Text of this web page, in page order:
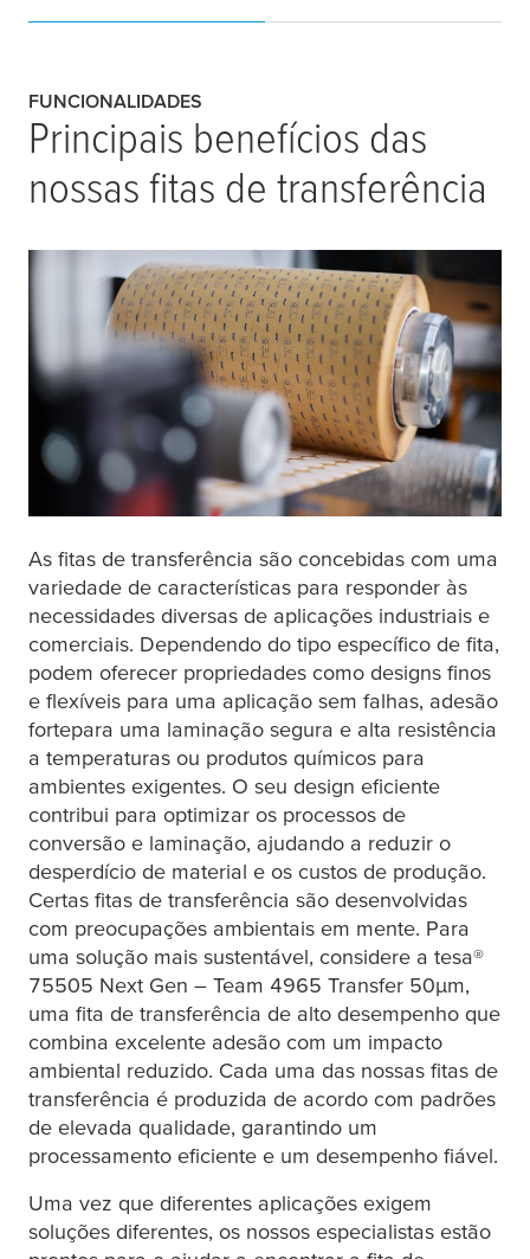
FUNCIONALIDADES
Principais benefícios das
nossas fitas de transferência
As fitas de transferência são concebidas com uma
variedade de características para responder às
necessidades diversas de aplicações industriais e
comerciais. Dependendo do tipo específico de fita,
podem oferecer propriedades como designs finos
e flexíveis para uma aplicação sem falhas, adesão
fortepara uma laminação segura e alta resistência
a temperaturas ou produtos químicos para
ambientes exigentes. O seu design eficiente
contribui para optimizar os processos de
conversão e laminação, ajudando a reduzir o
desperdício de material e os custos de produção.
Certas fitas de transferência são desenvolvidas
com preocupações ambientais em mente. Para
uma solução mais sustentável, considere a tesa®
75505 Next Gen – Team 4965 Transfer 50µm,
uma fita de transferência de alto desempenho que
combina excelente adesão com um impacto
ambiental reduzido. Cada uma das nossas fitas de
transferência é produzida de acordo com padrões
de elevada qualidade, garantindo um
processamento eficiente e um desempenho fiável.
Uma vez que diferentes aplicações exigem
soluções diferentes, os nossos especialistas estão